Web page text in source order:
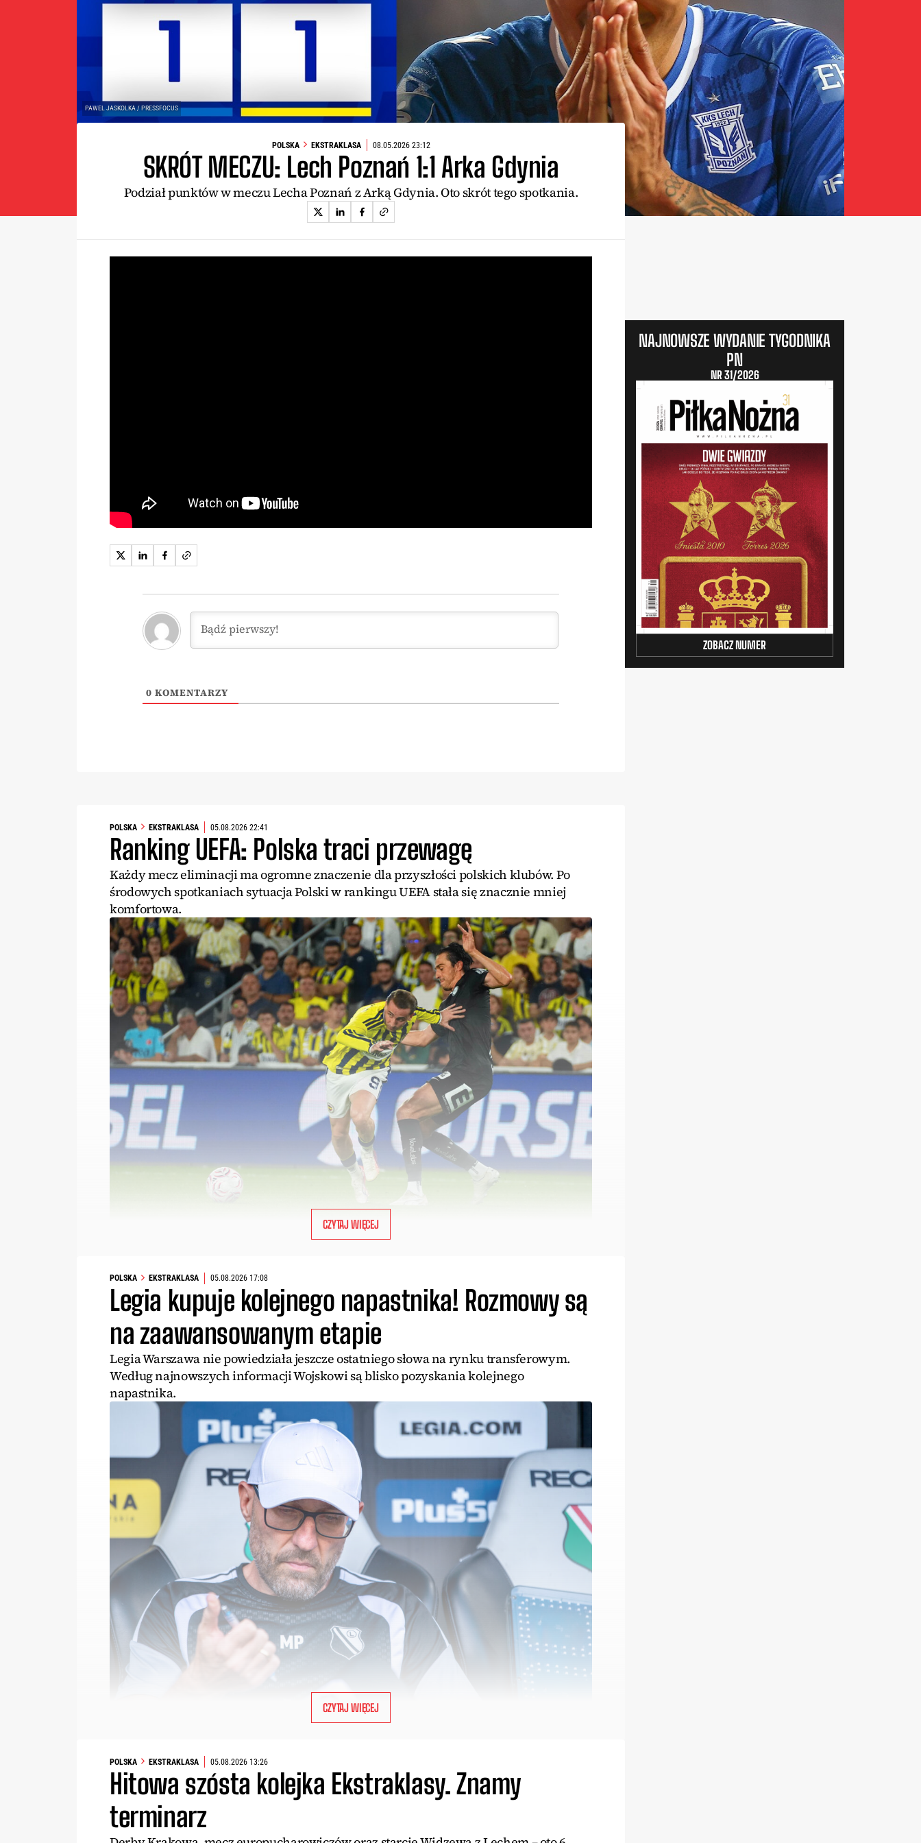
PAWEL JASKOLKA / PRESSFOCUS
POLSKA EKSTRAKLASA 08.05.2026 23:12
SKRÓT MECZU: Lech Poznań 1:1 Arka Gdynia
Podział punktów w meczu Lecha Poznań z Arką Gdynia. Oto skrót tego spotkania.
0 KOMENTARZY
NAJNOWSZE WYDANIE TYGODNIKA
PN
NR 31/2026
ZOBACZ NUMER
POLSKA EKSTRAKLASA 05.08.2026 22:41
Ranking UEFA: Polska traci przewagę
Każdy mecz eliminacji ma ogromne znaczenie dla przyszłości polskich klubów. Po
środowych spotkaniach sytuacja Polski w rankingu UEFA stała się znacznie mniej
komfortowa.
CZYTAJ WIĘCEJ
POLSKA EKSTRAKLASA 05.08.2026 17:08
Legia kupuje kolejnego napastnika! Rozmowy są
na zaawansowanym etapie
Legia Warszawa nie powiedziała jeszcze ostatniego słowa na rynku transferowym.
Według najnowszych informacji Wojskowi są blisko pozyskania kolejnego
napastnika.
CZYTAJ WIĘCEJ
POLSKA EKSTRAKLASA 05.08.2026 13:26
Hitowa szósta kolejka Ekstraklasy. Znamy
terminarz